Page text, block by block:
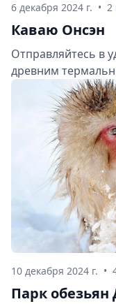
6 декабря 2024 г. • 2
Каваю Онсэн
Отправляйтесь в
древним
10 декабря 2024 г. •
Парк обезьян